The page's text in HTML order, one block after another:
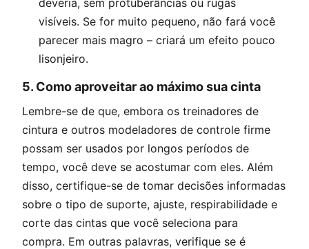
visíveis. Se for muito pequeno, não fará você
parecer mais magro – criará um efeito pouco
lisonjeiro.
5. Como aproveitar ao máximo sua cinta
Lembre-se de que, embora os treinadores de
cintura e outros modeladores de controle firme
possam ser usados ​​por longos períodos de
tempo, você deve se acostumar com eles. Além
disso, certifique-se de tomar decisões informadas
sobre o tipo de suporte, ajuste, respirabilidade e
corte das cintas que você seleciona para
compra. Em outras palavras, verifique se é